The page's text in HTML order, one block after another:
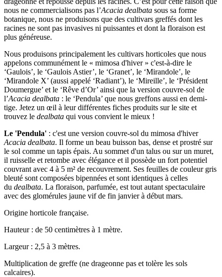
nous ne commercialisons pas l’Acacia dealbata sous sa forme
botanique, nous ne produisons que des cultivars greffés dont les
racines ne sont pas invasives ni puissantes et dont la floraison est
plus généreuse.
Nous produisons principalement les cultivars horticoles que nous
appelons communément le « mimosa d'hiver » c'est-à-dire le
‘Gaulois’, le ‘Gaulois Astier’, le ‘Granet’, le ‘Mirandole’, le
‘Mirandole X’ (aussi appelé ‘Radiant’), le ‘Mireille’, le ‘Président
Doumergue’ et le ‘Rêve d’Or’ ainsi que la version couvre-sol de
l’Acacia dealbata : le ‘Pendula’ que nous greffons aussi en demi-
tige. Jetez un œil à leur différentes fiches produits sur le site et
trouvez le dealbata qui vous convient le mieux !
Le 'Pendula' : c'est une version couvre-sol du mimosa d'hiver
Acacia dealbata. Il forme un beau buisson bas, dense et prostré sur
le sol comme un tapis épais. Au sommet d'un talus ou sur un muret,
il ruisselle et retombe avec élégance et il possède un fort potentiel
couvrant avec 4 à 5 m² de recouvrement. Ses feuilles de couleur gris
bleuté sont composées bipennées et sont identiques à celles
du dealbata. La floraison, parfumée, est tout autant spectaculaire
avec des glomérules jaune vif de fin janvier à début mars.
Origine horticole française.
Hauteur : de 50 centimètres à 1 mètre.
Largeur : 2,5 à 3 mètres.
Multiplication de greffe (ne drageonne pas et tolère les sols
calcaires).